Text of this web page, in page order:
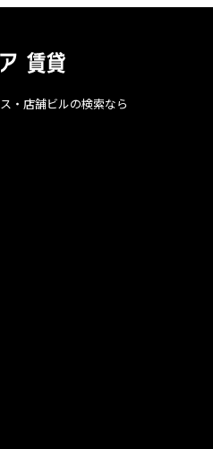
・店舗ビルの検索なら